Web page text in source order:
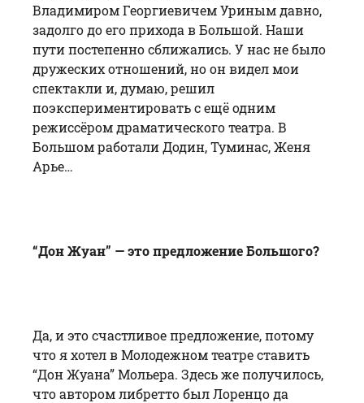
Владимиром Георгиевичем Уриным давно,
задолго до его прихода в Большой. Наши
пути постепенно сближались. У нас не было
дружеских отношений, но он видел мои
спектакли и, думаю, решил
поэкспериментировать с ещё одним
режиссёром драматического театра. В
Большом работали Додин, Туминас, Женя
Арье…
“Дон Жуан” — это предложение Большого?
Да, и это счастливое предложение, потому
что я хотел в Молодежном театре ставить
“Дон Жуана” Мольера. Здесь же получилось,
что автором либретто был Лоренцо да